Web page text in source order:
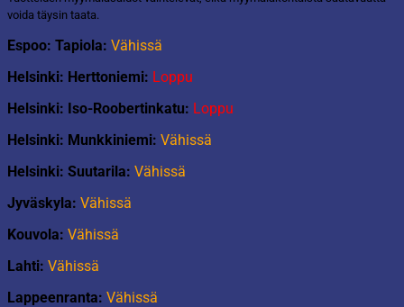
määrä
voida täysin taata.
Espoo: Tapiola: Vähissä
Helsinki: Herttoniemi: Loppu
Helsinki: Iso-Roobertinkatu: Loppu
Helsinki: Munkkiniemi: Vähissä
Helsinki: Suutarila: Vähissä
Jyväskyla: Vähissä
Kouvola: Vähissä
Lahti: Vähissä
Lappeenranta: Vähissä